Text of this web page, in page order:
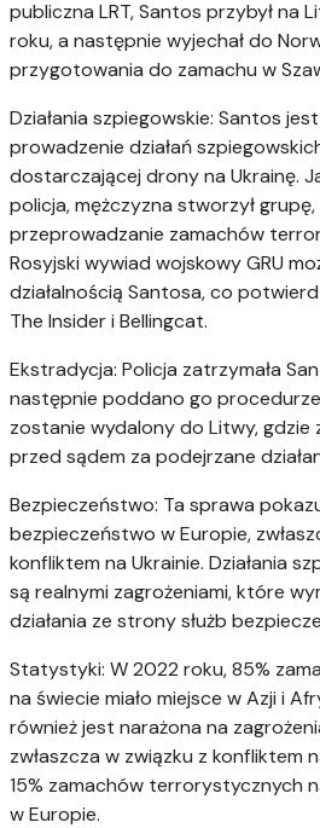
publiczna LRT, Santos przybył na
roku, a następnie wyjechał do
przygotowania do zamachu w
Działania szpiegowskie: Santos
prowadzenie działań
dostarczającej drony na Ukrainę.
policja, mężczyzna stworzył
przeprowadzanie zamachów
Rosyjski wywiad wojskowy GRU
działalnością Santosa, co
The Insider i Bellingcat.
Ekstradycja: Policja zatrzymała
następnie poddano go
zostanie wydalony do Litwy,
przed sądem za podejrzane
Bezpieczeństwo: Ta sprawa
bezpieczeństwo w Europie,
konfliktem na Ukrainie. Działania
są realnymi zagrożeniami, które
działania ze strony służb
Statystyki: W 2022 roku, 85%
na świecie miało miejsce w Azji i
również jest narażona na
zwłaszcza w związku z konfliktem
15% zamachów terrorystycznych
w Europie.